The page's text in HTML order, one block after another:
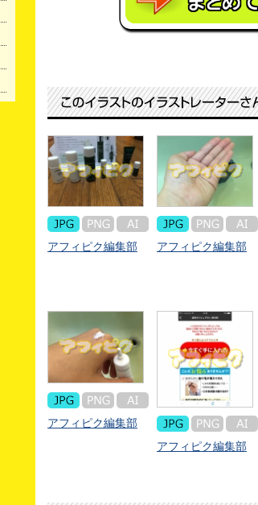
アフィピク編集部 アフィピク編集部
アフィピク編集部
アフィピク編集部